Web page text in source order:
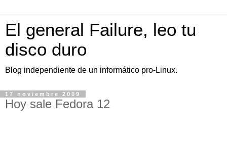
El general Failure, leo tu
disco duro
Blog independiente de un informático pro-Linux.
17 noviembre 2009
Hoy sale Fedora 12